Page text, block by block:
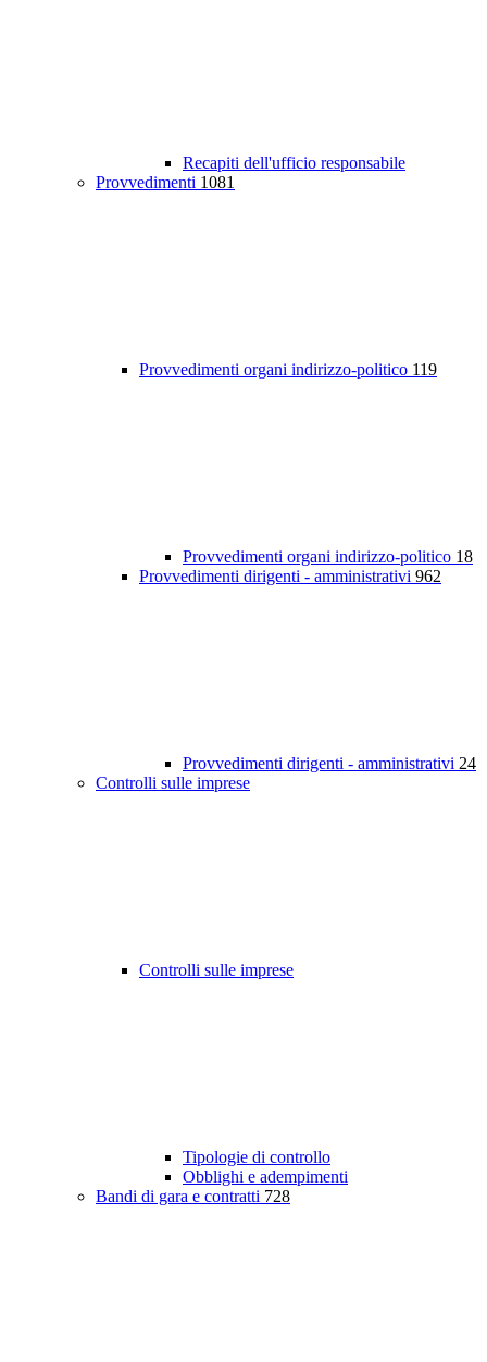
Recapiti dell'ufficio responsabile
Provvedimenti 1081
Provvedimenti organi indirizzo-politico 119
Provvedimenti organi indirizzo-politico 18
Provvedimenti dirigenti - amministrativi 962
Provvedimenti dirigenti - amministrativi 24
Controlli sulle imprese
Controlli sulle imprese
Tipologie di controllo
Obblighi e adempimenti
Bandi di gara e contratti 728